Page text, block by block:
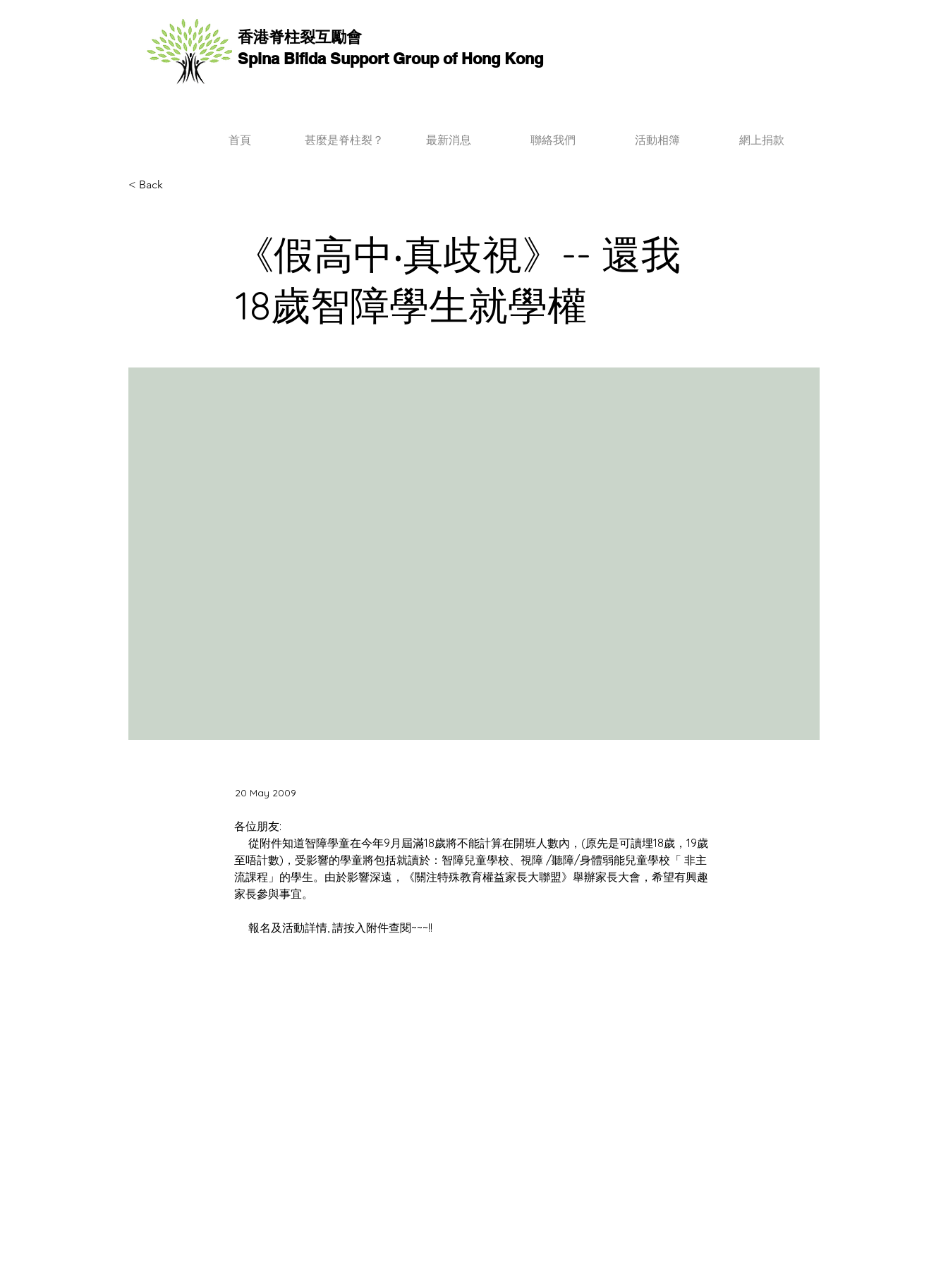
香港脊柱裂互勵會
Spina Bifida Support Group of Hong Kong
首頁 甚麼是脊柱裂？ 最新消息 聯絡我們 活動相簿 網上捐款
< Back
《假高中‧真歧視》-- 還我
18歲智障學生就學權
20 May 2009
至唔計數)，受影響的學童將包括就讀於：智障兒童學校、視障 /聽障/身體弱能兒童學校「 非主
流課程」的學生。由於影響深遠，《關注特殊教育權益家長大聯盟》舉辦家長大會，希望有興趣